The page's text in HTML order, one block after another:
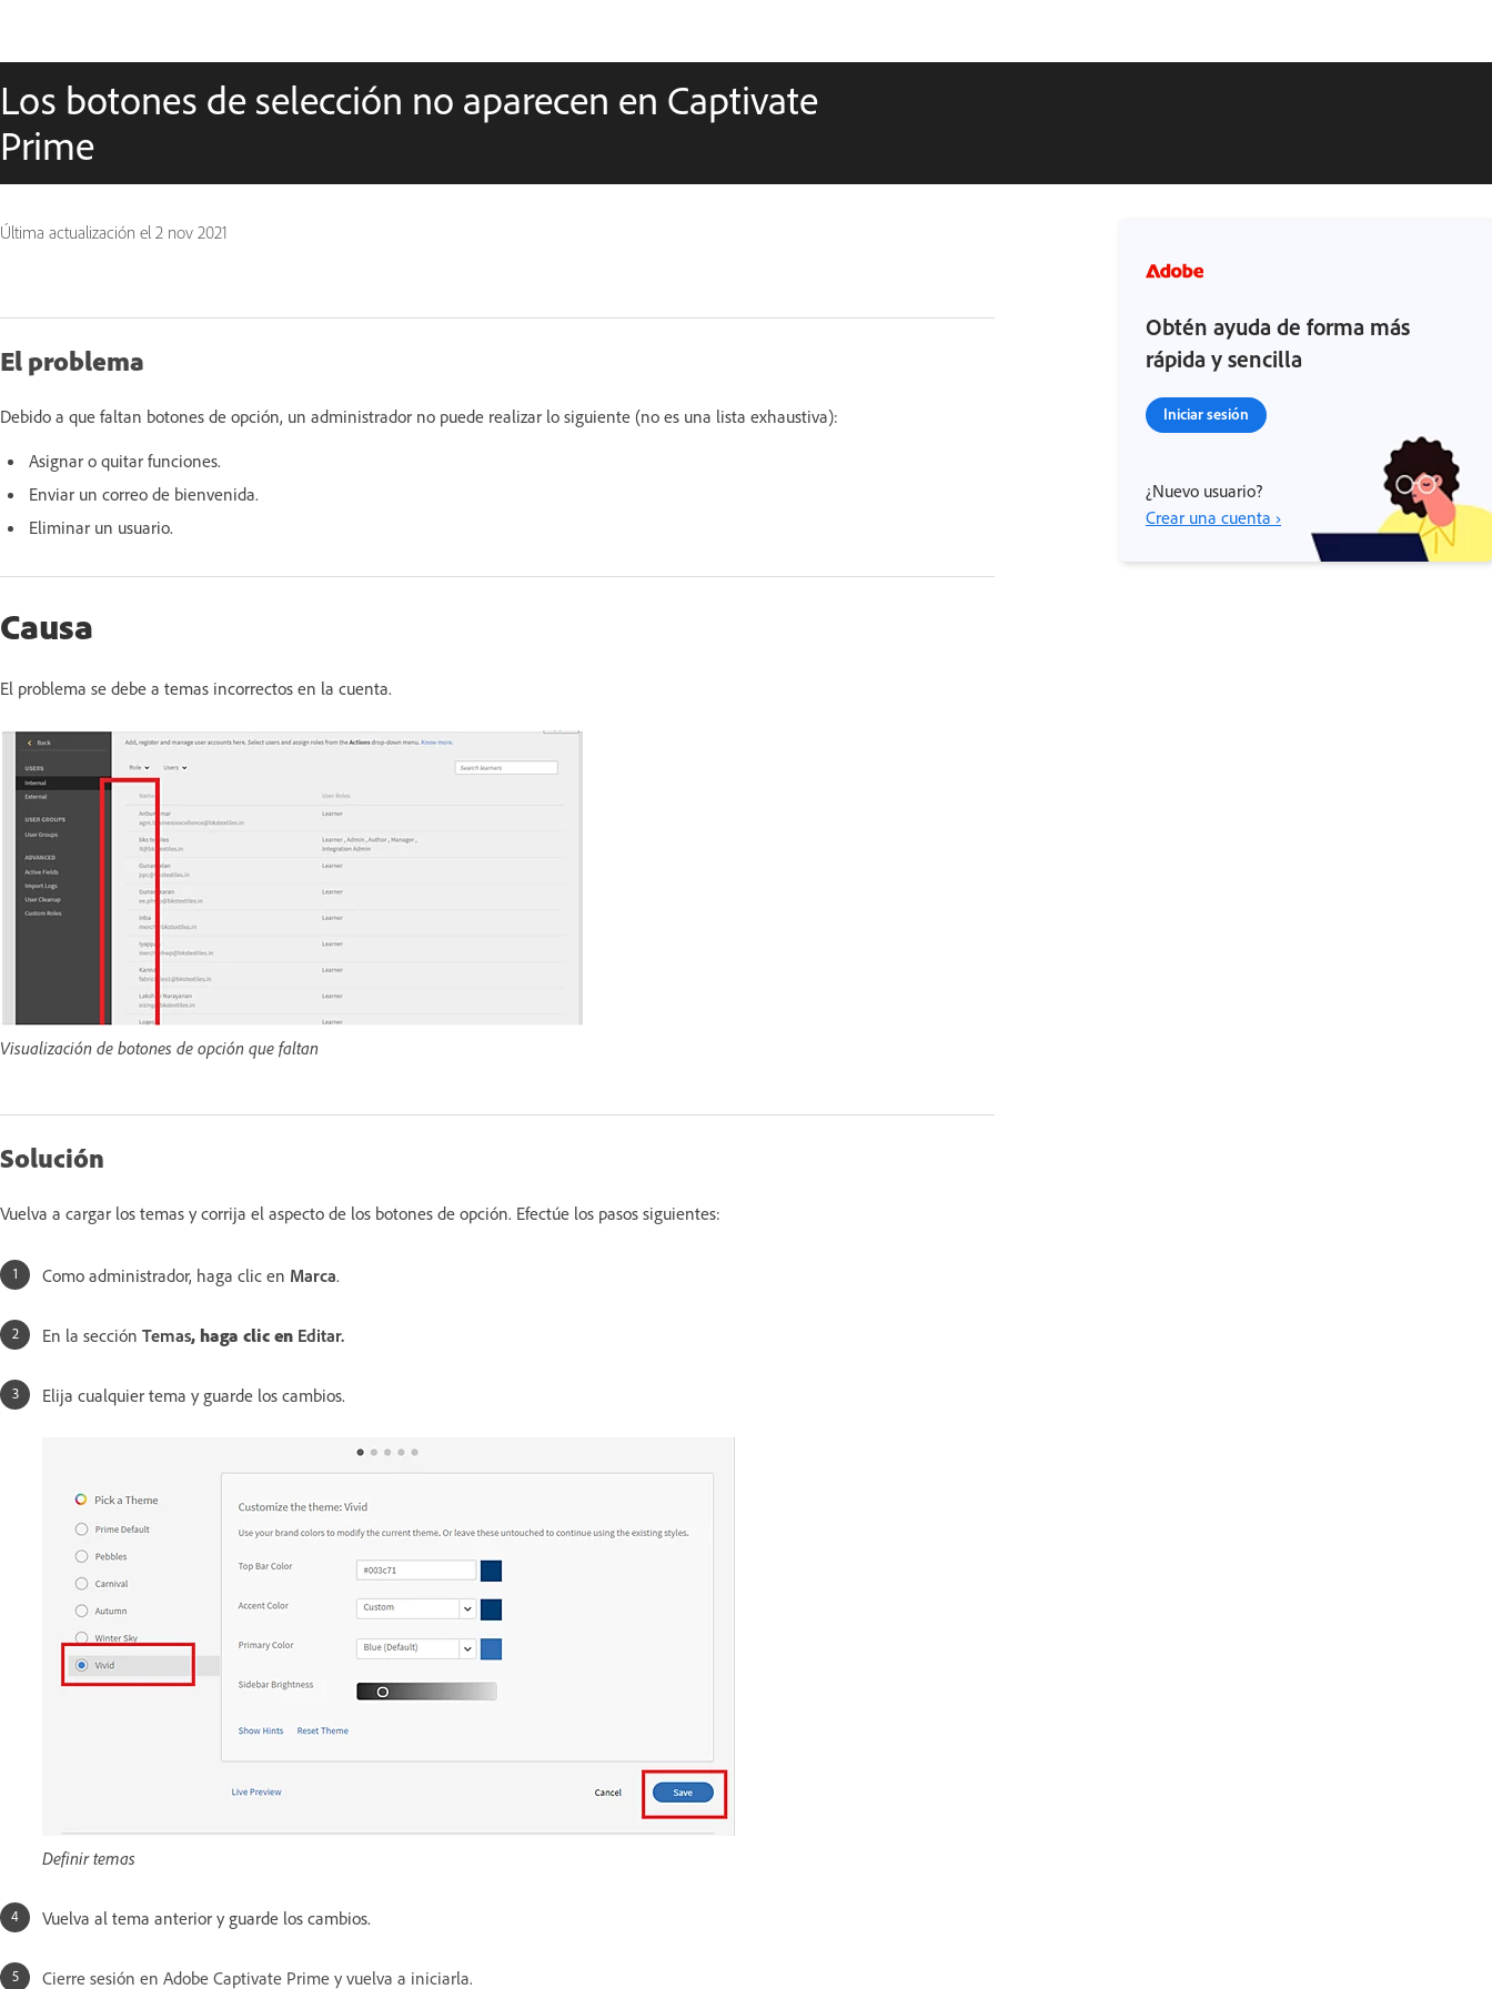
Los botones de selección no aparecen en Captivate
Prime
Última actualización el 2 nov 2021
El problema
Debido a que faltan botones de opción, un administrador no puede realizar lo siguiente (no es una lista exhaustiva):
Asignar o quitar funciones.
Enviar un correo de bienvenida.
Eliminar un usuario.
Causa
El problema se debe a temas incorrectos en la cuenta.
Visualización de botones de opción que faltan
Solución
Vuelva a cargar los temas y corrija el aspecto de los botones de opción. Efectúe los pasos siguientes:
Como administrador, haga clic en Marca.
En la sección Temas, haga clic en Editar.
Elija cualquier tema y guarde los cambios.
Definir temas
Vuelva al tema anterior y guarde los cambios.
Cierre sesión en Adobe Captivate Prime y vuelva a iniciarla.
Obtén ayuda de forma más
rápida y sencilla
Iniciar sesión
¿Nuevo usuario?
Crear una cuenta ›